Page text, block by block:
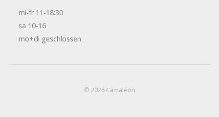
mi-fr 11-18:30
sa 10-16
mo+di geschlossen
© 2026 Camaleon